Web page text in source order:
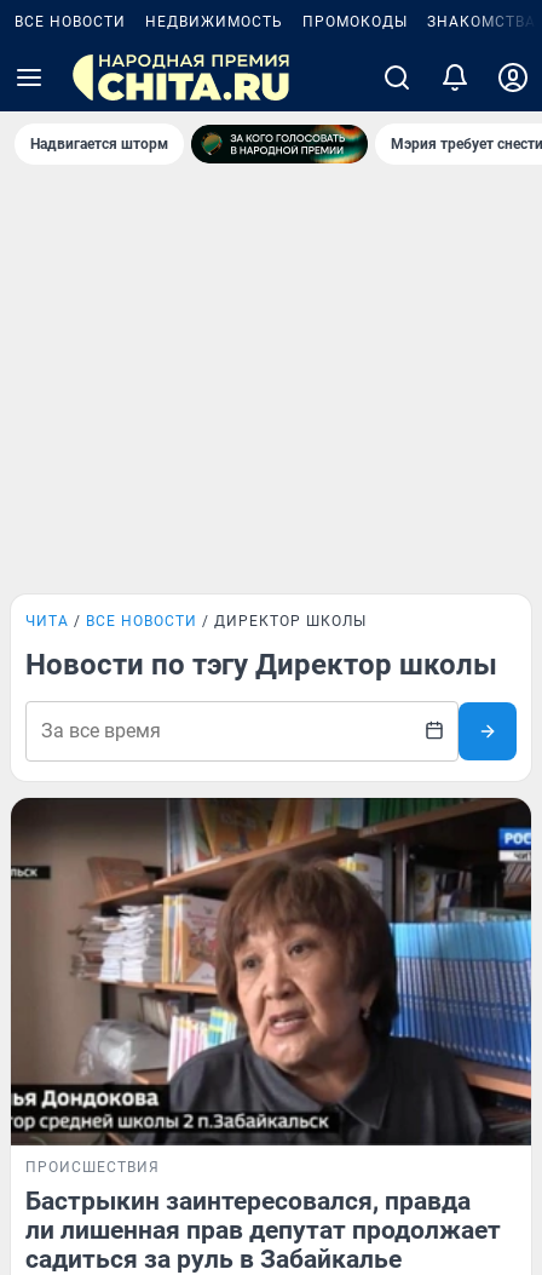
ВСЕ НОВОСТИ НЕДВИЖИМОСТЬ ПРОМОКОДЫ ЗНАКОМСТВА
Надвигается шторм Мэрия требует
ЧИТА ВСЕ НОВОСТИ ДИРЕКТОР ШКОЛЫ
Новости по тэгу Директор школы
ПРОИСШЕСТВИЯ
Бастрыкин заинтересовался, правда
ли лишенная прав депутат продолжает
садиться за руль в Забайкалье